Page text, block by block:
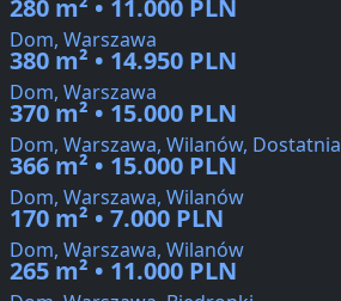
280 m² • 11.000 PLN
Dom, Warszawa
380 m² • 14.950 PLN
Dom, Warszawa
370 m² • 15.000 PLN
Dom, Warszawa, Wilanów, Dostatnia
366 m² • 15.000 PLN
Dom, Warszawa, Wilanów
170 m² • 7.000 PLN
Dom, Warszawa, Wilanów
265 m² • 11.000 PLN